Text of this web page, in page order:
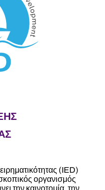
(IED)
οργανισμός
την καινοτομία, την